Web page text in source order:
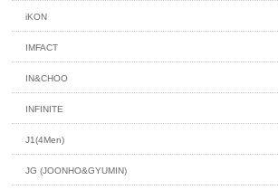
iKON
IMFACT
IN&CHOO
INFINITE
J1(4Men)
JG (JOONHO&GYUMIN)